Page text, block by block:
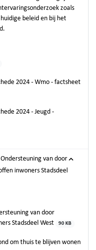
zoals
beleid en bij het
2024 - Wmo - factsheet
2024 - Jeugd -
van door
inwoners Stadsdeel
van door
Stadsdeel West
90 KB
om thuis te blijven wonen